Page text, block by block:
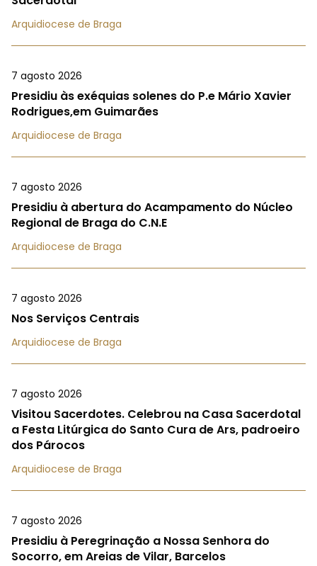
Arquidiocese de Braga
7 agosto 2026
Presidiu às exéquias solenes do P.e Mário Xavier
Rodrigues,em Guimarães
Arquidiocese de Braga
7 agosto 2026
Presidiu à abertura do Acampamento do Núcleo
Regional de Braga do C.N.E
Arquidiocese de Braga
7 agosto 2026
Nos Serviços Centrais
Arquidiocese de Braga
7 agosto 2026
Visitou Sacerdotes. Celebrou na Casa Sacerdotal
a Festa Litúrgica do Santo Cura de Ars, padroeiro
dos Párocos
Arquidiocese de Braga
7 agosto 2026
Presidiu à Peregrinação a Nossa Senhora do
Socorro, em Areias de Vilar, Barcelos